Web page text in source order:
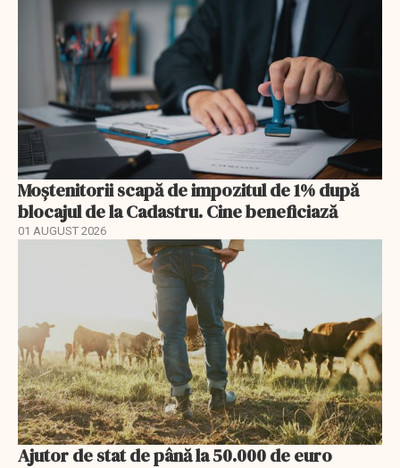
Moștenitorii scapă de impozitul de 1% după
blocajul de la Cadastru. Cine beneficiază
01 AUGUST 2026
Ajutor de stat de până la 50.000 de euro